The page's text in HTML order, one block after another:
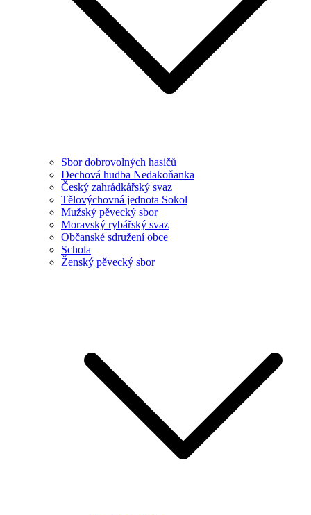
Sbor dobrovolných hasičů
Dechová hudba Nedakoňanka
Český zahrádkářský svaz
Tělovýchovná jednota Sokol
Mužský pěvecký sbor
Moravský rybářský svaz
Občanské sdružení obce
Schola
Ženský pěvecký sbor